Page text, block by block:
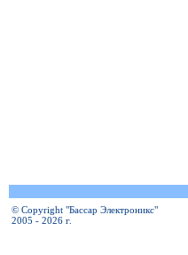
© Copyright "Бассар Электроникс"
2005 - 2026 г.